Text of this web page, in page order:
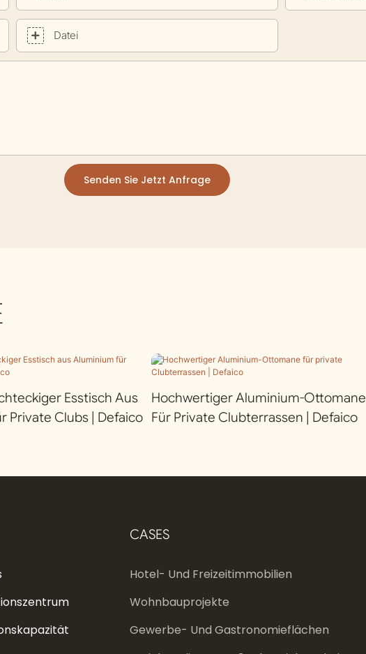
Datei
Senden Sie Jetzt Anfrage
Esstisch Aus
Private Clubs | Defaico
Hochwertiger Aluminium-Ottomane
Für Private Clubterrassen | Defaico
CASES
Hotel- Und Freizeitimmobilien
Wohnbauprojekte
Gewerbe- Und Gastronomieflächen